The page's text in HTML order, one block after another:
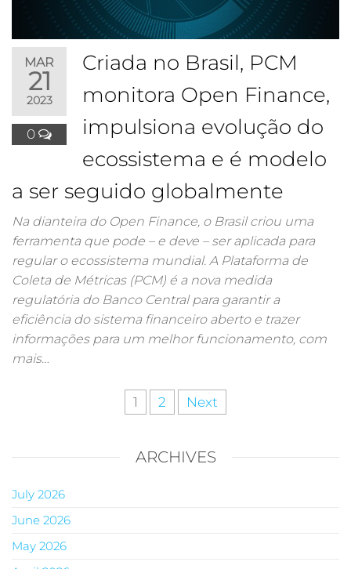
MAR
21
2023
0
Criada no Brasil, PCM
monitora Open Finance,
impulsiona evolução do
ecossistema e é modelo
a ser seguido globalmente
Na dianteira do Open Finance, o Brasil criou uma
ferramenta que pode – e deve – ser aplicada para
regular o ecossistema mundial. A Plataforma de
Coleta de Métricas (PCM) é a nova medida
regulatória do Banco Central para garantir a
eficiência do sistema financeiro aberto e trazer
informações para um melhor funcionamento, com
mais…
1 2 Next
ARCHIVES
July 2026
June 2026
May 2026